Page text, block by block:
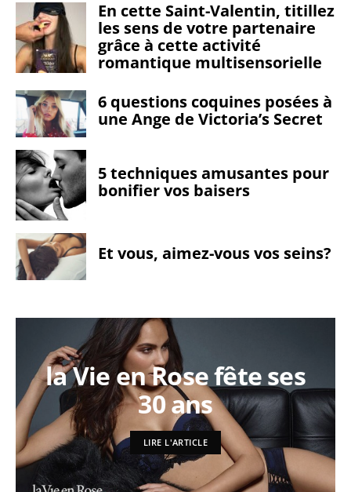
En cette Saint-Valentin, titillez
les sens de votre partenaire
grâce à cette activité
romantique multisensorielle
6 questions coquines posées à
une Ange de Victoria’s Secret
5 techniques amusantes pour
bonifier vos baisers
Et vous, aimez-vous vos seins?
la Vie en Rose fête ses
30 ans
LIRE L'ARTICLE